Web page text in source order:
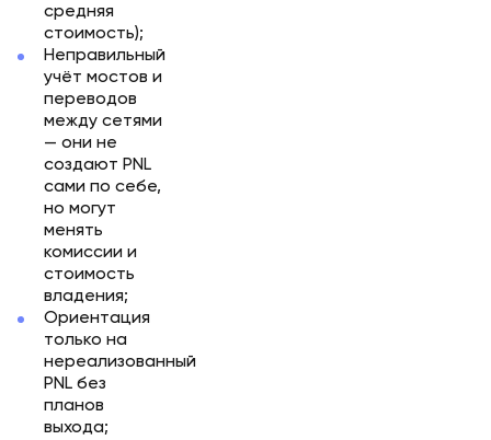
средняя
стоимость);
Неправильный
учёт мостов и
переводов
между сетями
— они не
создают PNL
сами по себе,
но могут
менять
комиссии и
стоимость
владения;
Ориентация
только на
нереализованный
PNL без
планов
выхода;